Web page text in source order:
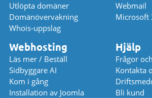
Utlöpta domäner
Domänövervakning
Whois-uppslag
Webmail
Microsoft
Webhosting
Läs mer / Beställ
Sidbyggare AI
Kom i gång
Installation av Joomla
Hjälp
Frågor
Kontakta
Bli kund